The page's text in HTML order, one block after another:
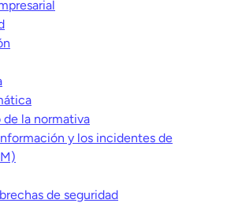
la normativa
y los incidentes de
de seguridad